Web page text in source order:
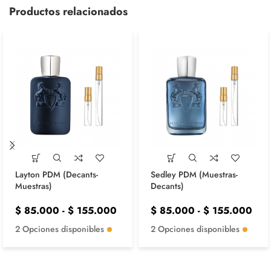
Productos relacionados
Layton PDM (Decants-
Muestras)
$ 85.000 - $ 155.000
2 Opciones disponibles
Sedley PDM (Muestras-
Decants)
$ 85.000 - $ 155.000
2 Opciones disponibles